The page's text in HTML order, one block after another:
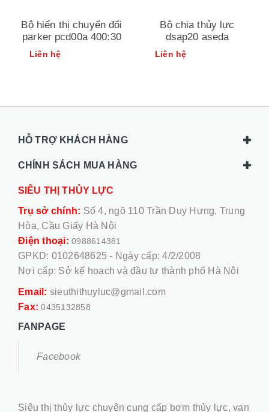
Bộ hiển thị chuyển đổi
parker pcd00a 400:30
Liên hệ
Bộ chia thủy lực
dsap20 aseda
Liên hệ
HỖ TRỢ KHÁCH HÀNG
CHÍNH SÁCH MUA HÀNG
SIÊU THỊ THỦY LỰC
Trụ sở chính: Số 4, ngõ 110 Trần Duy Hưng, Trung
Hòa, Cầu Giấy Hà Nội
Điện thoại: 0988614381
GPKD: 0102648625 - Ngày cấp: 4/2/2008
Nơi cấp: Sở kế hoạch và đầu tư thành phố Hà Nội
Email: sieuthithuyluc@gmail.com
Fax:0435132858
FANPAGE
Facebook
Siêu thị thủy lực chuyên cung cấp bơm thủy lực, van